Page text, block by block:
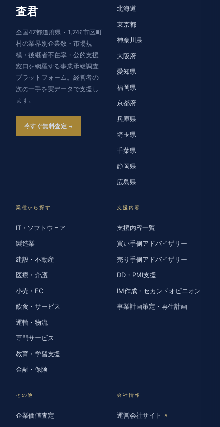
査君
全国47都道府県・1,746市区町
村の業界別企業数・市場規
模・後継者不在率・公的支援
窓口を網羅する事業承継調査
プラットフォーム。経営者の
次の一手を実データで支援し
ます。
今すぐ無料査定
北海道
東京都
神奈川県
大阪府
愛知県
福岡県
京都府
兵庫県
埼玉県
千葉県
静岡県
広島県
業種から探す
IT・ソフトウェア
製造業
建設・不動産
医療・介護
小売・EC
飲食・サービス
運輸・物流
専門サービス
教育・学習支援
金融・保険
支援内容
支援内容一覧
買い手側アドバイザリー
売り手側アドバイザリー
DD・PMI支援
IM作成・セカンドオピニオン
事業計画策定・再生計画
その他
企業価値査定
会社情報
運営会社サイト ↗